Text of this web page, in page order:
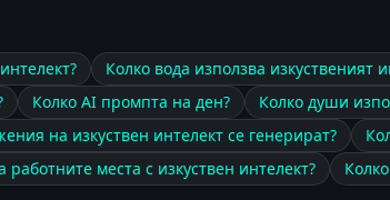
Колко вода използва изкуственият
Колко AI промпта на ден?
Колко души
на изкуствен интелект се генерират?
работните места с изкуствен интелект?